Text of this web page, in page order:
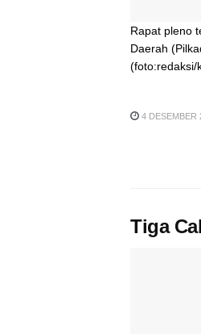
Rapat pleno
Daerah
(foto:redaksi/
4 DESEMBER
Tiga